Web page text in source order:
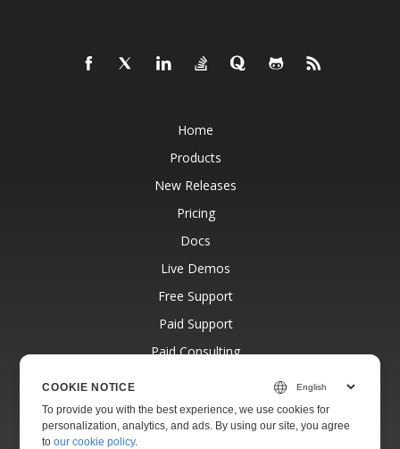
Home
Products
New Releases
Pricing
Docs
Live Demos
Free Support
Paid Support
Paid Consulting
Websites
About
COOKIE NOTICE
To provide you with the best experience, we use cookies for
personalization, analytics, and ads. By using our site, you agree
toour cookie policy.